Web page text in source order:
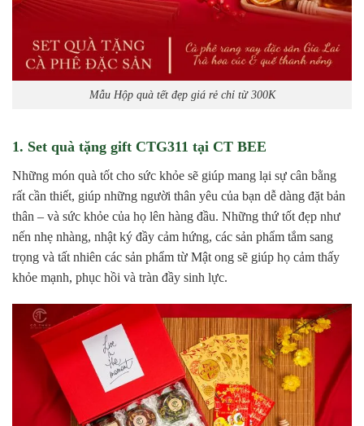
Mẫu Hộp quà tết đẹp giá rẻ chỉ từ 300K
1. Set quà tặng gift CTG311 tại CT BEE
Những món quà tốt cho sức khỏe sẽ giúp mang lại sự cân bằng
rất cần thiết, giúp những người thân yêu của bạn dễ dàng đặt bản
thân – và sức khỏe của họ lên hàng đầu. Những thứ tốt đẹp như
nến nhẹ nhàng, nhật ký đầy cảm hứng, các sản phẩm tắm sang
trọng và tất nhiên các sản phẩm từ Mật ong sẽ giúp họ cảm thấy
khỏe mạnh, phục hồi và tràn đầy sinh lực.